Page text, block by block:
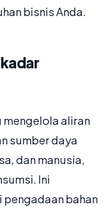
bisnis Anda.
mengelola aliran
sumber daya
dan manusia,
Ini
bahan